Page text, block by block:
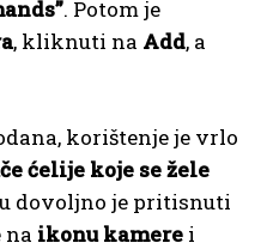
. Potom je
, kliknuti na Add, a
korištenje je vrlo
ćelije koje se žele
dovoljno je pritisnuti
na ikonu kamere i